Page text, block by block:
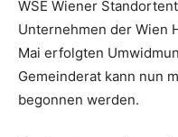
WSE Wiener
Unternehmen der Wien
Mai erfolgten
Gemeinderat kann nun
begonnen werden.